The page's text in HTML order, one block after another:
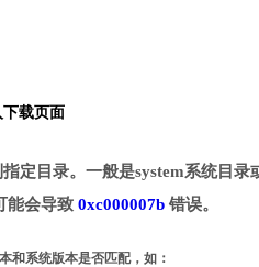
载页面
定目录。一般是system系统目
能会导致 0xc000007b 错误。
和系统版本是否匹配，如：